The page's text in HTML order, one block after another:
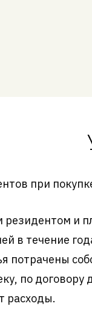
при
резидентом и
в течение
потрачены
по договору
расходы.